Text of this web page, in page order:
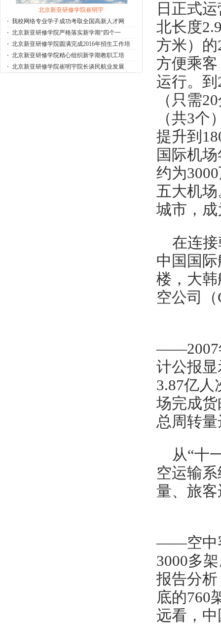
北京新亚研修学院崔明宇
· 我校网络专业学子成功考取全国高新人才网
· 北京新亚研修学院严格落实新学期“四个一
· 北京新亚研修学院圆满完成2016年招生工作培
· 北京新亚研修学院精心组织新学期教职工培
· 北京新亚研修学院崔明宇院长谈民航业发展
日正式
北长度
方米）
方便乘
运行。
（只需
（共3
提升到
国际机
约为
五大机
城市，
在连
中国国
楼，大
空公司
——2007
计公报
3.87亿人
场完成
总周转
从“十
空运输
量、旅
——空中
3000多
报告分
底的760
远看，